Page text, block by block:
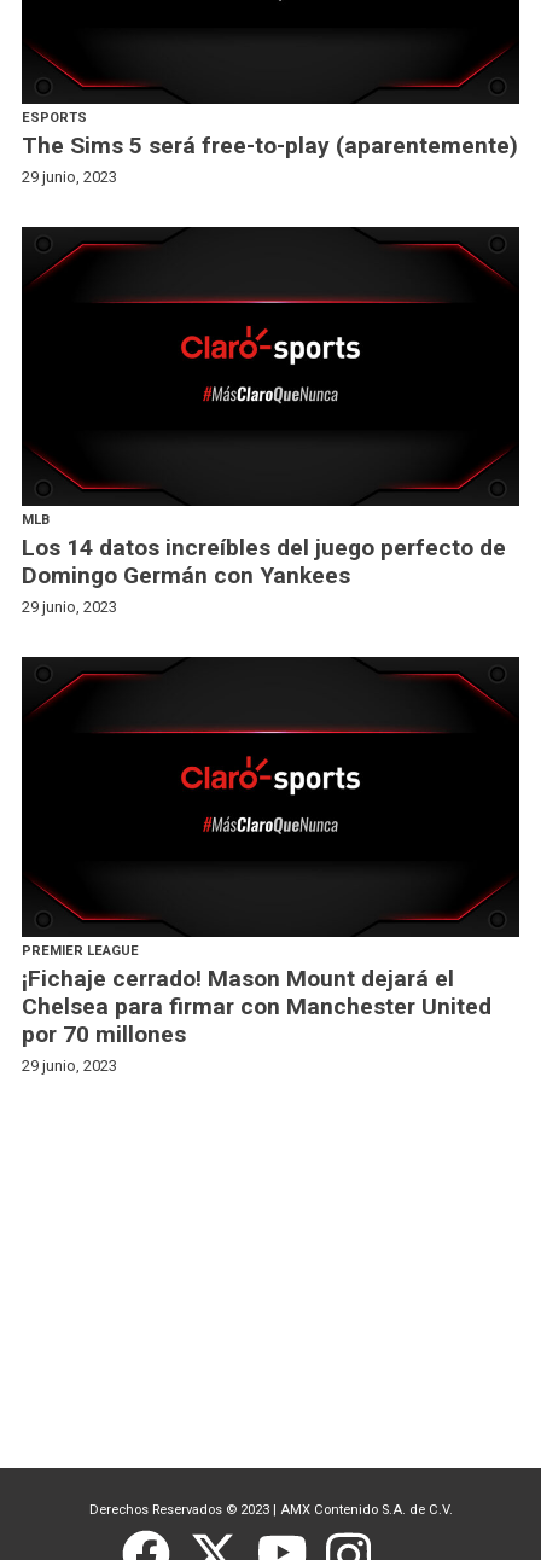
ESPORTS
The Sims 5 será free-to-play (aparentemente)
29 junio, 2023
MLB
Los 14 datos increíbles del juego perfecto de
Domingo Germán con Yankees
29 junio, 2023
PREMIER LEAGUE
¡Fichaje cerrado! Mason Mount dejará el
Chelsea para firmar con Manchester United
por 70 millones
29 junio, 2023
Derechos Reservados © 2023 | AMX Contenido S.A. de C.V.